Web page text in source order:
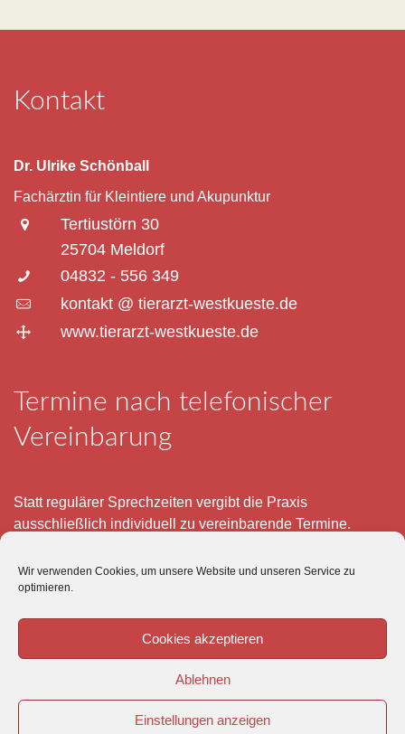
Wir verwenden Cookies, um unsere Website und unseren Service zu
optimieren.
Cookies akzeptieren
Ablehnen
Einstellungen anzeigen
Kontakt
Dr. Ulrike Schönball
Fachärztin für Kleintiere und Akupunktur
Tertiustörn 30
25704 Meldorf
04832 - 556 349
kontakt @ tierarzt-westkueste.de
www.tierarzt-westkueste.de
Termine nach telefonischer
Vereinbarung
Statt regulärer Sprechzeiten vergibt die Praxis
ausschließlich individuell zu vereinbarende Termine.
– 12 und 15 – 18 Uhr.
Im Übrigen ist der Tierärztliche Notdienst unter Tel: 0180-